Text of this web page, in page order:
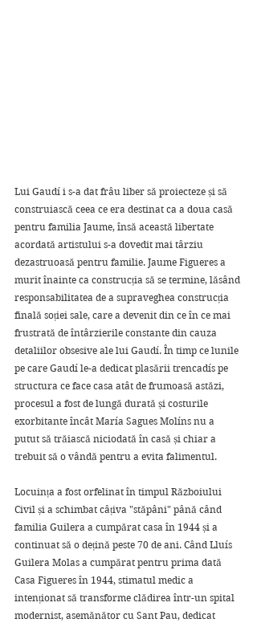
Lui Gaudí i s-a dat frâu liber să proiecteze și să
construiască ceea ce era destinat ca a doua casă
pentru familia Jaume, însă această libertate
acordată artistului s-a dovedit mai târziu
dezastruoasă pentru familie. Jaume Figueres a
murit înainte ca construcția să se termine, lăsând
responsabilitatea de a supraveghea construcția
finală soției sale, care a devenit din ce în ce mai
frustrată de întârzierile constante din cauza
detaliilor obsesive ale lui Gaudí. În timp ce lunile
pe care Gaudí le-a dedicat plasării trencadís pe
structura ce face casa atât de frumoasă astăzi,
procesul a fost de lungă durată și costurile
exorbitante încât María Sagues Molíns nu a
putut să trăiască niciodată în casă și chiar a
trebuit să o vândă pentru a evita falimentul.
Locuința a fost orfelinat în timpul Războiului
Civil și a schimbat câțiva "stăpâni" până când
familia Guilera a cumpărat casa în 1944 și a
continuat să o dețină peste 70 de ani. Când Lluís
Guilera Molas a cumpărat pentru prima dată
Casa Figueres în 1944, stimatul medic a
intenționat să transforme clădirea într-un spital
modernist, asemănător cu Sant Pau, dedicat